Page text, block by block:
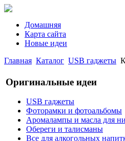
Домашняя
Карта сайта
Новые идеи
Главная Каталог USB гаджеты
Оригинальные идеи
USB гаджеты
Фоторамки и фотоальбомы
Аромалампы и масла для
Обереги и талисманы
Все для алкогольных